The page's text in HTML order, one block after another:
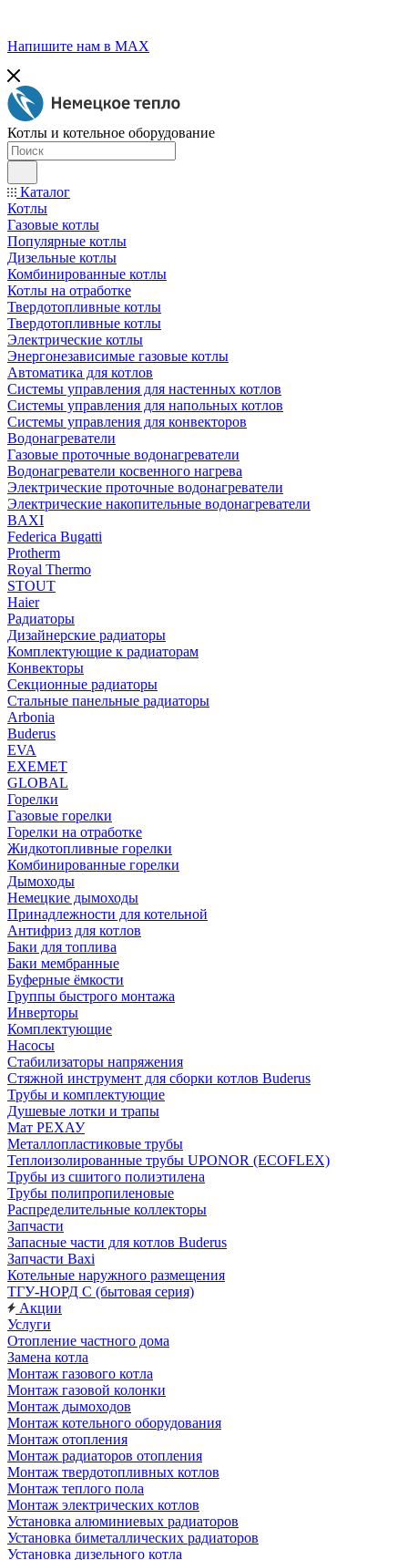
Напишите нам в МАХ
Котлы и котельное оборудование
Каталог
Котлы
Газовые котлы
Популярные котлы
Дизельные котлы
Комбинированные котлы
Котлы на отработке
Твердотопливные котлы
Твердотопливные котлы
Электрические котлы
Энергонезависимые газовые котлы
Автоматика для котлов
Системы управления для настенных котлов
Системы управления для напольных котлов
Системы управления для конвекторов
Водонагреватели
Газовые проточные водонагреватели
Водонагреватели косвенного нагрева
Электрические проточные водонагреватели
Электрические накопительные водонагреватели
BAXI
Federica Bugatti
Protherm
Royal Thermo
STOUT
Haier
Радиаторы
Дизайнерские радиаторы
Комплектующие к радиаторам
Конвекторы
Секционные радиаторы
Стальные панельные радиаторы
Arbonia
Buderus
EVA
EXEMET
GLOBAL
Горелки
Газовые горелки
Горелки на отработке
Жидкотопливные горелки
Комбинированные горелки
Дымоходы
Немецкие дымоходы
Принадлежности для котельной
Антифриз для котлов
Баки для топлива
Баки мембранные
Буферные ёмкости
Группы быстрого монтажа
Инверторы
Комплектующие
Насосы
Стабилизаторы напряжения
Стяжной инструмент для сборки котлов Buderus
Трубы и комплектующие
Душевые лотки и трапы
Мат РЕХАУ
Металлопластиковые трубы
Теплоизолированные трубы UPONOR (ECOFLEX)
Трубы из сшитого полиэтилена
Трубы полипропиленовые
Распределительные коллекторы
Запчасти
Запасные части для котлов Buderus
Запчасти Baxi
Котельные наружного размещения
ТГУ-НОРД С (бытовая серия)
Акции
Услуги
Отопление частного дома
Замена котла
Монтаж газового котла
Монтаж газовой колонки
Монтаж дымоходов
Монтаж котельного оборудования
Монтаж отопления
Монтаж радиаторов отопления
Монтаж твердотопливных котлов
Монтаж теплого пола
Монтаж электрических котлов
Установка алюминиевых радиаторов
Установка биметаллических радиаторов
Установка дизельного котла